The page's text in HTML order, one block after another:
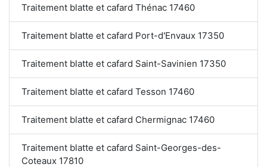
Traitement blatte et cafard Thénac 17460
Traitement blatte et cafard Port-d'Envaux 17350
Traitement blatte et cafard Saint-Savinien 17350
Traitement blatte et cafard Tesson 17460
Traitement blatte et cafard Chermignac 17460
Traitement blatte et cafard Saint-Georges-des-
Coteaux 17810